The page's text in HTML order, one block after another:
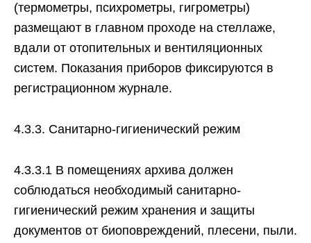
(термометры, психрометры, гигрометры)
размещают в главном проходе на стеллаже,
вдали от отопительных и вентиляционных
систем. Показания приборов фиксируются в
регистрационном журнале.
4.3.3. Санитарно-гигиенический режим
4.3.3.1 В помещениях архива должен
соблюдаться необходимый санитарно-
гигиенический режим хранения и защиты
документов от биоповреждений, плесени, пыли.